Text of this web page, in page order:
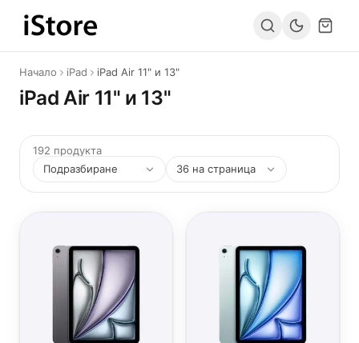
Към съдържанието
Начало iPad iPad Air 11" и 13"
iPad Air 11" и 13"
192 продукта